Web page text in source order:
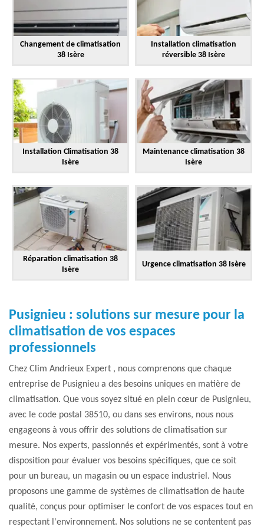
Changement de climatisation
38 Isère
Installation climatisation
réversible 38 Isère
Installation Climatisation 38
Isère
Maintenance climatisation 38
Isère
Réparation climatisation 38
Isère
Urgence climatisation 38 Isère
Pusignieu : solutions sur mesure pour la
climatisation de vos espaces
professionnels
Chez Clim Andrieux Expert , nous comprenons que chaque
entreprise de Pusignieu a des besoins uniques en matière de
climatisation. Que vous soyez situé en plein cœur de Pusignieu,
avec le code postal 38510, ou dans ses environs, nous nous
engageons à vous offrir des solutions de climatisation sur
mesure. Nos experts, passionnés et expérimentés, sont à votre
disposition pour évaluer vos besoins spécifiques, que ce soit
pour un bureau, un magasin ou un espace industriel. Nous
proposons une gamme de systèmes de climatisation de haute
qualité, conçus pour optimiser le confort de vos espaces tout en
respectant l'environnement. Nos solutions ne se contentent pas